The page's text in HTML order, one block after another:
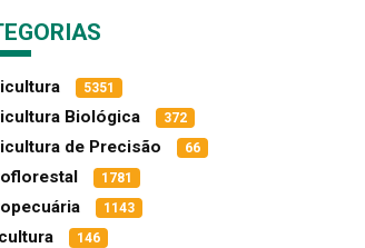
5351
Biológica 372
de Precisão 66
1781
1143
146